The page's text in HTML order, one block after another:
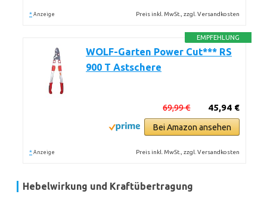
* Anzeige Preis inkl. MwSt., zzgl. Versandkosten
EMPFEHLUNG
WOLF-Garten Power Cut*** RS
900 T Astschere
45,94 €
69,99 €
Bei Amazon ansehen
* Anzeige Preis inkl. MwSt., zzgl. Versandkosten
Hebelwirkung und Kraftübertragung